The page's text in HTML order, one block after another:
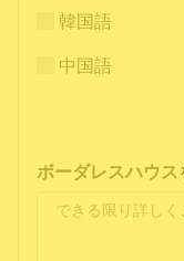
韓国語
中国語
ボーダレスハウ